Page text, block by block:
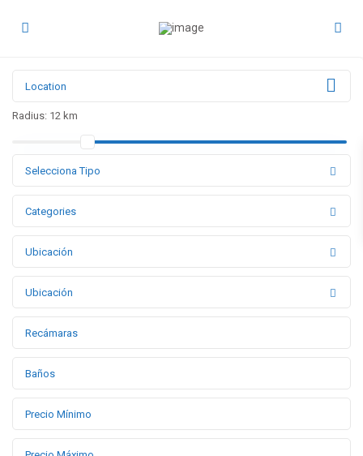
Radius: 12 km
Selecciona Tipo
Categories
Ubicación
Ubicación